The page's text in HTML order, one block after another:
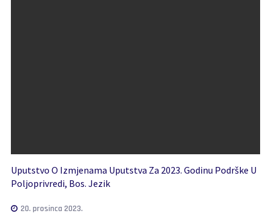
Uputstvo O Izmjenama Uputstva Za 2023. Godinu Podrške U
Poljoprivredi, Bos. Jezik
20. prosinca 2023.